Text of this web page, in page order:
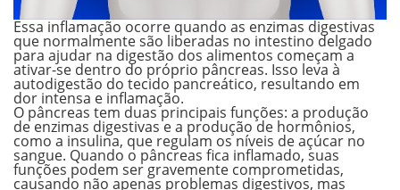
Essa inflamação ocorre quando as enzimas digestivas
que normalmente são liberadas no intestino delgado
para ajudar na digestão dos alimentos começam a
ativar-se dentro do próprio pâncreas. Isso leva à
autodigestão do tecido pancreático, resultando em
dor intensa e inflamação.
O pâncreas tem duas principais funções: a produção
de enzimas digestivas e a produção de hormônios,
como a insulina, que regulam os níveis de açúcar no
sangue. Quando o pâncreas fica inflamado, suas
funções podem ser gravemente comprometidas,
causando não apenas problemas digestivos, mas